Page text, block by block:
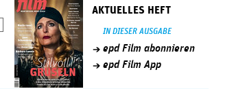
AKTUELLES HEFT
IN DIESER AUSGABE
epd Film abonnieren
epd Film App